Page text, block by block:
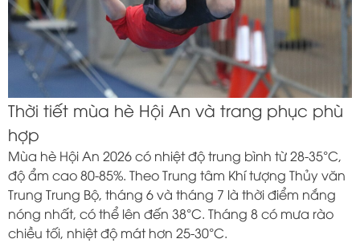
Thời tiết mùa hè Hội An và trang phục phù
hợp
Mùa hè Hội An 2026 có nhiệt độ trung bình từ 28-35°C,
độ ẩm cao 80-85%. Theo Trung tâm Khí tượng Thủy văn
Trung Trung Bộ, tháng 6 và tháng 7 là thời điểm nắng
nóng nhất, có thể lên đến 38°C. Tháng 8 có mưa rào
chiều tối, nhiệt độ mát hơn 25-30°C.